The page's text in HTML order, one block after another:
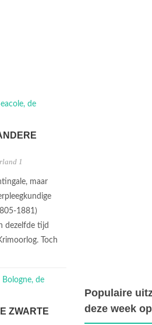
1
maar
1881)
dezelfde tijd
Toch
ZWARTE
Populaire
deze week